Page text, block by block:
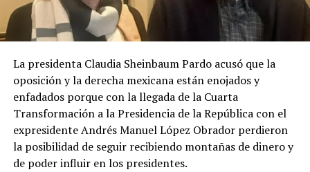
La presidenta Claudia Sheinbaum Pardo acusó que la
oposición y la derecha mexicana están enojados y
enfadados porque con la llegada de la Cuarta
Transformación a la Presidencia de la República con el
expresidente Andrés Manuel López Obrador perdieron
la posibilidad de seguir recibiendo montañas de dinero y
de poder influir en los presidentes.